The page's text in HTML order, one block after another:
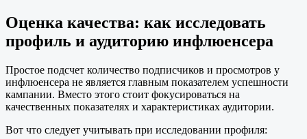
Оценка качества: как исследовать
профиль и аудиторию инфлюенсера
Простое подсчет количество подписчиков и просмотров у
инфлюенсера не является главным показателем успешности
кампании. Вместо этого стоит фокусироваться на
качественных показателях и характеристиках аудитории.
Вот что следует учитывать при исследовании профиля: